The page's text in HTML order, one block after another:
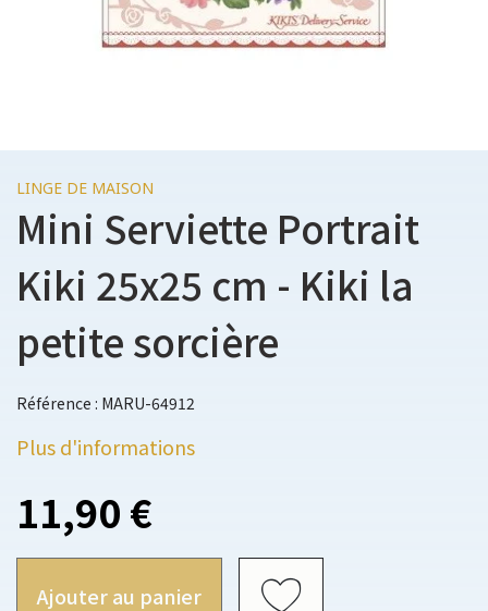
LINGE DE MAISON
Mini Serviette Portrait
Kiki 25x25 cm - Kiki la
petite sorcière
Référence : MARU-64912
Plus d'informations
11,90 €
Ajouter au panier